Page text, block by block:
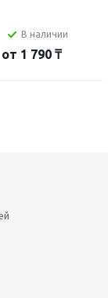
В наличии
от 1 790 ₸